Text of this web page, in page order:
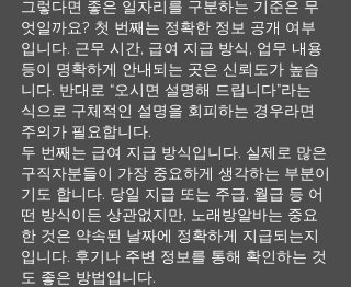
그렇다면 좋은 일자리를 구분하는 기준은 무
엇일까요? 첫 번째는 정확한 정보 공개 여부
입니다. 근무 시간, 급여 지급 방식, 업무 내용
등이 명확하게 안내되는 곳은 신뢰도가 높습
니다. 반대로 “오시면 설명해 드립니다”라는
식으로 구체적인 설명을 회피하는 경우라면
주의가 필요합니다.
두 번째는 급여 지급 방식입니다. 실제로 많은
구직자분들이 가장 중요하게 생각하는 부분이
기도 합니다. 당일 지급 또는 주급, 월급 등 어
떤 방식이든 상관없지만, 노래방알바는 중요
한 것은 약속된 날짜에 정확하게 지급되는지
입니다. 후기나 주변 정보를 통해 확인하는 것
도 좋은 방법입니다.